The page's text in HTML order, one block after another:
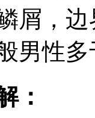
屑，
男性
：